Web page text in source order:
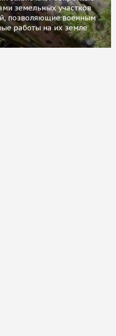
земельных участков
позволяющие военным
работы на их земле